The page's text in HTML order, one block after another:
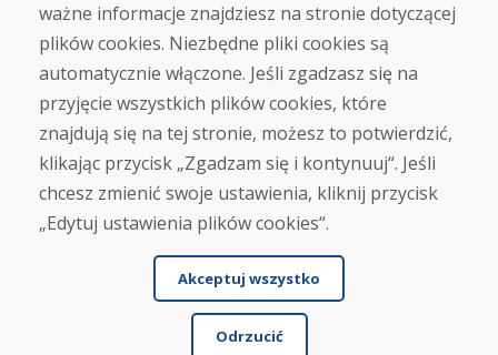
Sklep internetowy
Warunki handlowe
Transport
Zapłata
Skarga
Zwrot i wymiana towaru
Ochrona danych osobowych
Cookies
ważne informacje znajdziesz na stronie dotyczącej
plików cookies. Niezbędne pliki cookies są
automatycznie włączone. Jeśli zgadzasz się na
przyjęcie wszystkich plików cookies, które
znajdują się na tej stronie, możesz to potwierdzić,
klikając przycisk „Zgadzam się i kontynuuj“. Jeśli
chcesz zmienić swoje ustawienia, kliknij przycisk
„Edytuj ustawienia plików cookies“.
Akceptuj wszystko
Odrzucić